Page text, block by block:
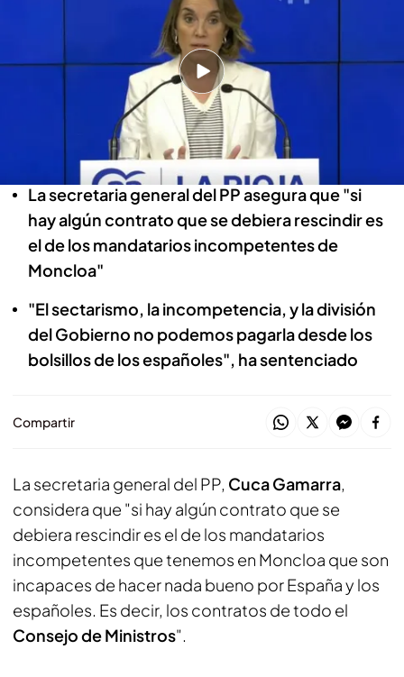
Redacción digital Noticias Cuatro
27 ABR 2025 - 15:48h.
Cuca Gamarra ha anunciado que el PP
denunciará al Tribunal de Cuentas la rescisión
del contrato de munición con Israel
La secretaria general del PP asegura que "si
hay algún contrato que se debiera rescindir es
el de los mandatarios incompetentes de
Moncloa"
"El sectarismo, la incompetencia, y la división
del Gobierno no podemos pagarla desde los
bolsillos de los españoles", ha sentenciado
Compartir
La secretaria general del PP, Cuca Gamarra,
considera que "si hay algún contrato que se
debiera rescindir es el de los mandatarios
incompetentes que tenemos en Moncloa que son
incapaces de hacer nada bueno por España y los
españoles. Es decir, los contratos de todo el
Consejo de Ministros".